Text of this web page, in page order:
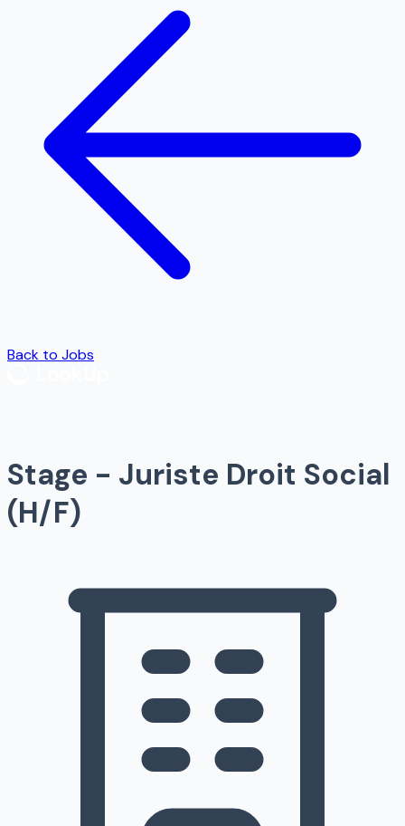
Back to Jobs
Stage - Juriste Droit Social
(H/F)